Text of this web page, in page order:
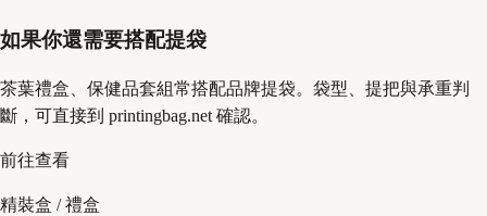
如果你還需要搭配提袋
茶葉禮盒、保健品套組常搭配品牌提袋。袋型、提把與承重判
斷，可直接到 printingbag.net 確認。
前往查看
精裝盒 / 禮盒